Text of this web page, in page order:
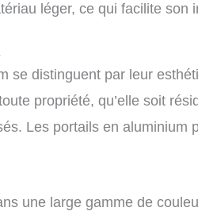
léger, ce qui facilite son
se distinguent par leur
propriété, qu’elle soit
Les portails en
une large gamme de